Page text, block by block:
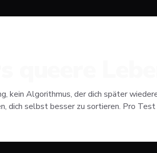
kein Algorithmus, der dich später
dich selbst besser zu sortieren. Pro